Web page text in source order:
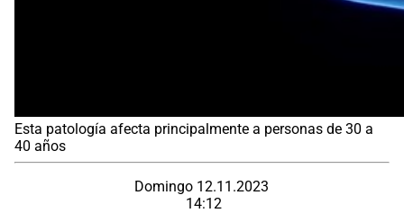
Esta patología afecta principalmente a personas de 30 a
40 años
Domingo 12.11.2023
14:12